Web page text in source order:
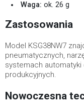
Waga: ok. 26 g
Zastosowania
Model KSG38NW7
pneumatycznych,
systemach
produkcyjnych.
Nowoczesna